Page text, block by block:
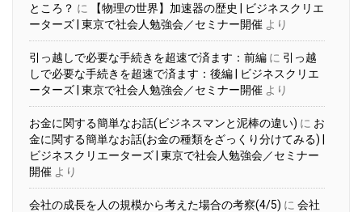
ところ？ に
【物理の世界】加速器の歴史 | ビジネスクリエ
ーターズ | 東京で社会人勉強会／セミナー開催 より
引っ越しで必要な手続きを超速で済ます：前編 に 引っ越
しで必要な手続きを超速で済ます：後編 | ビジネスクリエ
ーターズ | 東京で社会人勉強会／セミナー開催 より
お金に関する簡単なお話(ビジネスマンと泥棒の違い) に お
金に関する簡単なお話(お金の種類をざっくり分けてみる) |
ビジネスクリエーターズ | 東京で社会人勉強会／セミナー
開催 より
会社の成長を人の規模から考えた場合の考察(4/5) に 会社